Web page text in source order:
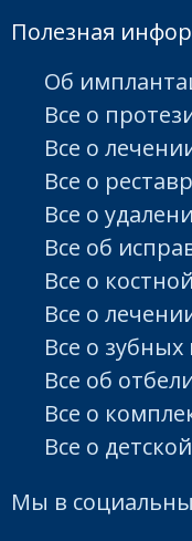
Полезная
Об
Все о
Все о
Все о
Все о
Все об
Все о
Все о
Все о
Все об
Все о
Все о
Мы в